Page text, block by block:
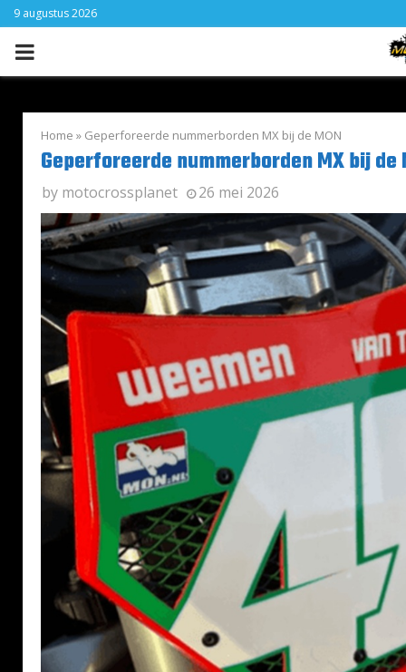
9 augustus 2026
PRIMARY
Home » Geperforeerde nummerborden MX bij de MON
Geperforeerde nummerborden MX bij de
by motocrossplanet 26 mei 2026